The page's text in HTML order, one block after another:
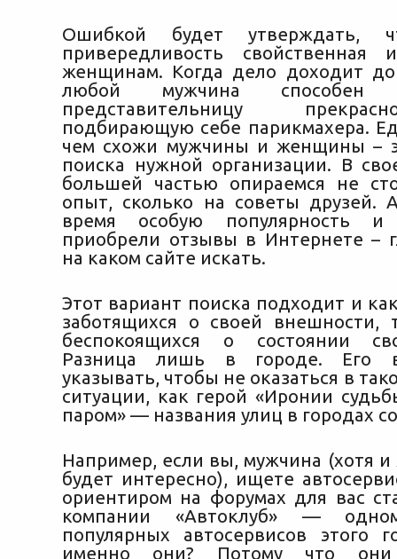
Ошибкой будет утверждать,
привередливость свойственная
женщинам. Когда дело доходит до
любой мужчина способен
представительницу
подбирающую себе парикмахера.
чем схожи мужчины и женщины –
поиска нужной организации. В
большей частью опираемся не
опыт, сколько на советы друзей.
время особую популярность и
приобрели отзывы в Интернете –
на каком сайте искать.
Этот вариант поиска подходит и
заботящихся о своей внешности,
беспокоящихся о состоянии
Разница лишь в городе. Его
указывать, чтобы не оказаться в
ситуации, как герой «Иронии
паром» — названия улиц в городах
Например, если вы, мужчина (хотя
будет интересно), ищете
ориентиром на форумах для вас
компании «Автоклуб» —
популярных автосервисов этого
именно они? Потому что они